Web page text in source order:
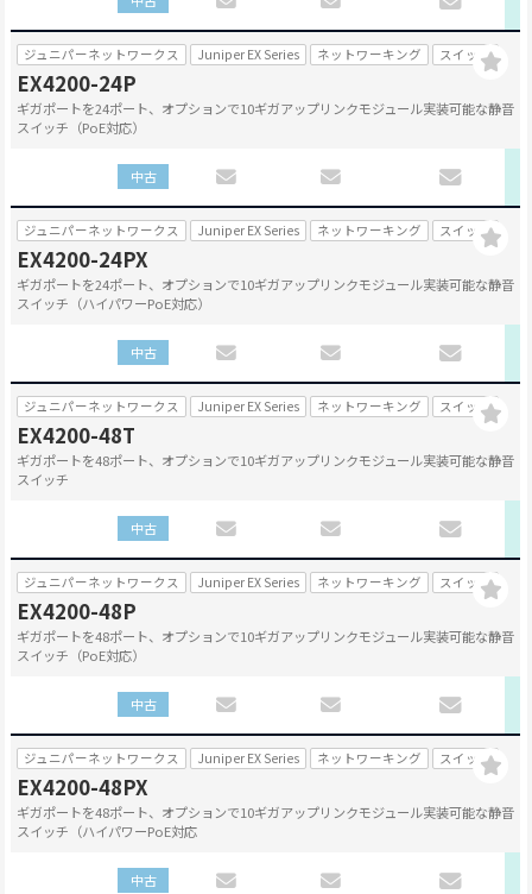
ジュニパーネットワークス Juniper EX Series ネットワーキング スイッチ
EX4200-24P
ギガポートを24ポート、オプションで10ギガアップリンクモジュール実装可能な静音
スイッチ（PoE対応）
中古
ジュニパーネットワークス Juniper EX Series ネットワーキング スイッチ
EX4200-24PX
ギガポートを24ポート、オプションで10ギガアップリンクモジュール実装可能な静音
スイッチ（ハイパワーPoE対応）
中古
ジュニパーネットワークス Juniper EX Series ネットワーキング スイッチ
EX4200-48T
ギガポートを48ポート、オプションで10ギガアップリンクモジュール実装可能な静音
スイッチ
中古
ジュニパーネットワークス Juniper EX Series ネットワーキング スイッチ
EX4200-48P
ギガポートを48ポート、オプションで10ギガアップリンクモジュール実装可能な静音
スイッチ（PoE対応）
中古
ジュニパーネットワークス Juniper EX Series ネットワーキング スイッチ
EX4200-48PX
ギガポートを48ポート、オプションで10ギガアップリンクモジュール実装可能な静音
スイッチ（ハイパワーPoE対応
中古